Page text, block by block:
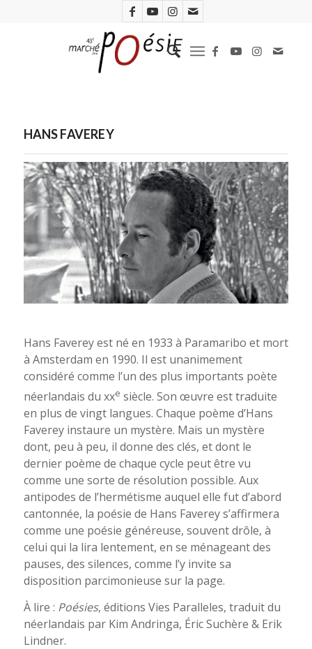
HANS FAVEREY
Hans Faverey. Photo : Steye Raviez
Hans Faverey est né en 1933 à Paramaribo et mort
à Amsterdam en 1990. Il est unanimement
considéré comme l’un des plus importants poète
néerlandais du xxe siècle. Son œuvre est traduite
en plus de vingt langues. Chaque poème d’Hans
Faverey instaure un mystère. Mais un mystère
dont, peu à peu, il donne des clés, et dont le
dernier poème de chaque cycle peut être vu
comme une sorte de résolution possible. Aux
antipodes de l’hermétisme auquel elle fut d’abord
cantonnée, la poésie de Hans Faverey s’affirmera
comme une poésie généreuse, souvent drôle, à
celui qui la lira lentement, en se ménageant des
pauses, des silences, comme l’y invite sa
disposition parcimonieuse sur la page.
À lire : Poésies, éditions Vies Paralleles, traduit du
néerlandais par Kim Andringa, Éric Suchère & Erik
Lindner.